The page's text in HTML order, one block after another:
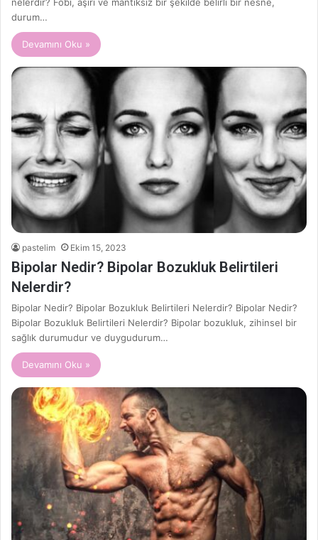
durum…
Devamını Oku »
pastelim Ekim 15, 2023
Bipolar Nedir? Bipolar Bozukluk Belirtileri
Nelerdir?
Bipolar Nedir? Bipolar Bozukluk Belirtileri Nelerdir? Bipolar Nedir?
Bipolar Bozukluk Belirtileri Nelerdir? Bipolar bozukluk, zihinsel bir
sağlık durumudur ve duygudurum…
Devamını Oku »